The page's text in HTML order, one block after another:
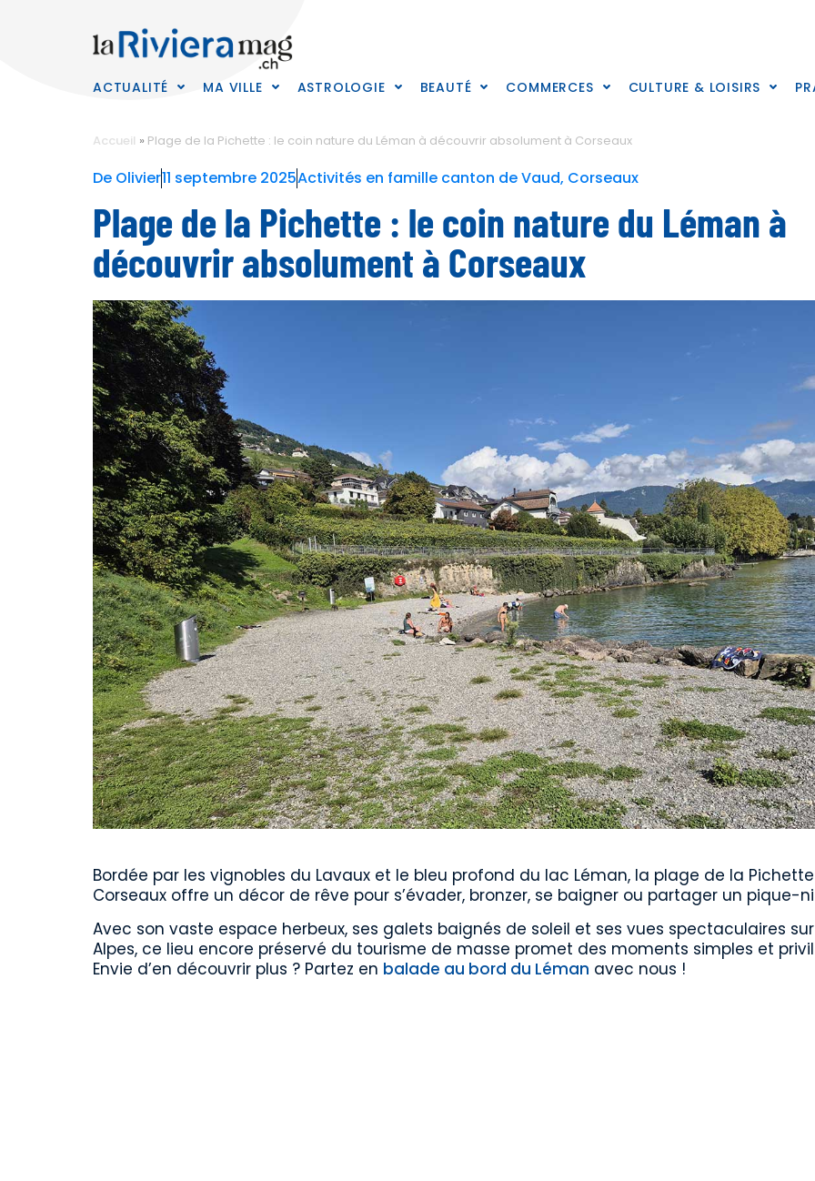
ACTUALITÉ MA VILLE ASTROLOGIE BEAUTÉ COMMERCES CULTURE & LOISIRS
Accueil » Plage de la Pichette : le coin nature du Léman à découvrir absolument à Corseaux
De Olivier11 septembre 2025Activités en famille canton de Vaud, Corseaux
Plage de la Pichette : le coin nature du Léman à
découvrir absolument à Corseaux
Bordée par les vignobles du Lavaux et le bleu profond du lac Léman, la plage de la
Corseaux offre un décor de rêve pour s’évader, bronzer, se baigner ou partager un pique-
Avec son vaste espace herbeux, ses galets baignés de soleil et ses vues spectaculaires
Alpes, ce lieu encore préservé du tourisme de masse promet des moments simples et
Envie d’en découvrir plus ? Partez en balade au bord du Léman avec nous !